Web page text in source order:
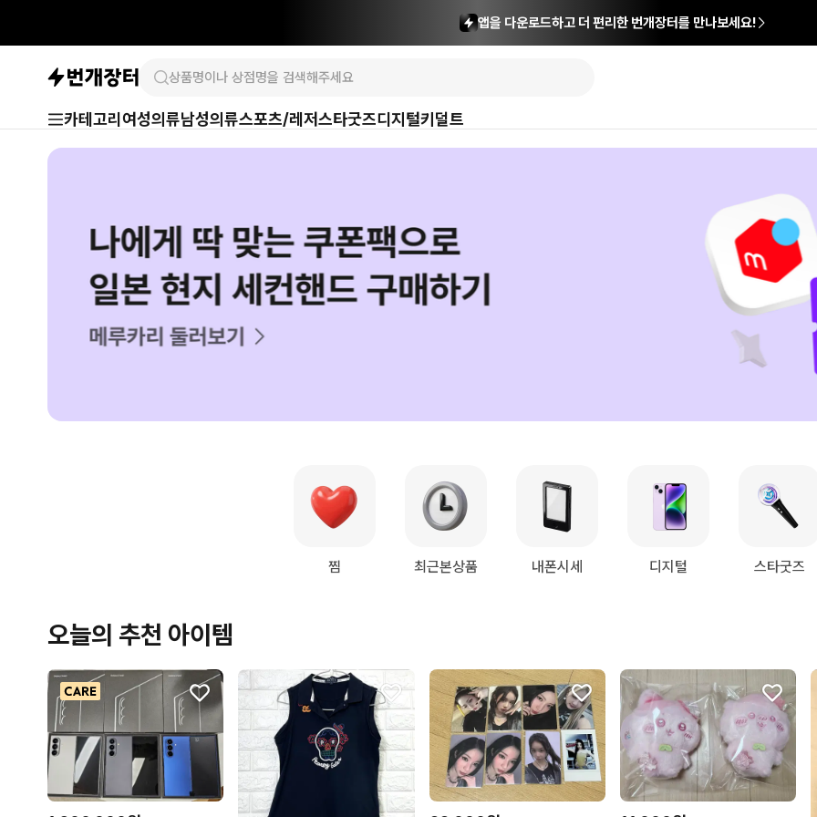
앱을 다운로드하고 더 편리한 번개장터를 만나보세요!
카테고리 여성의류남성의류스포츠/레저스타굿즈디지털키덜트
찜 최근본상품 내폰시세 디지털 스타굿즈
오늘의 추천 아이템